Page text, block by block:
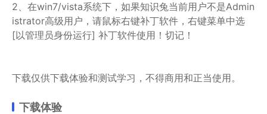
2、在win7/vista系统下，如果知识兔当前用户不是Admin
istrator高级用户，请鼠标右键补丁软件，右键菜单中选
[以管理员身份运行] 补丁软件使用！切记！
下载仅供下载体验和测试学习，不得商用和正当使用。
下载体验